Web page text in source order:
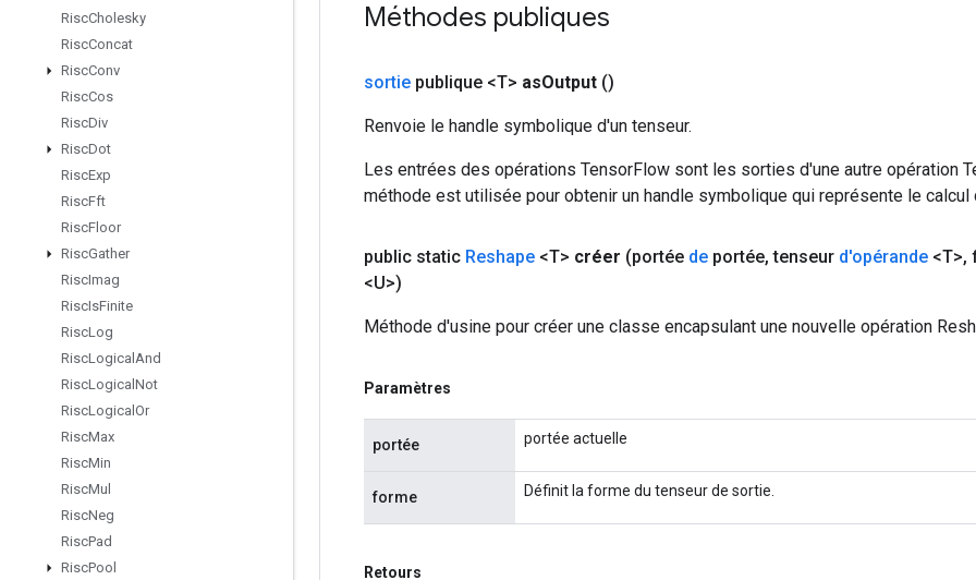
RiscCholesky
RiscConcat
RiscConv
RiscCos
RiscDiv
RiscDot
RiscExp
RiscFft
RiscFloor
RiscGather
RiscImag
RiscIsFinite
RiscLog
RiscLogical And
RiscLogical Not
RiscLogical Or
RiscMax
RiscMin
RiscMul
RiscNeg
RiscPad
RiscPool
Méthodes publiques
sortie publique <T> asOutput ()
Renvoie le handle symbolique d'un tenseur.
Les entrées des opérations TensorFlow sont les sorties d'une autre opération
méthode est utilisée pour obtenir un handle symbolique qui représente le calcul
public static Reshape <T> créer (portée de portée, tenseur d'opérande <T>,
<U>)
Méthode d'usine pour créer une classe encapsulant une nouvelle opération
Paramètres
portée portée actuelle
forme Définit la forme du tenseur de sortie.
Retours